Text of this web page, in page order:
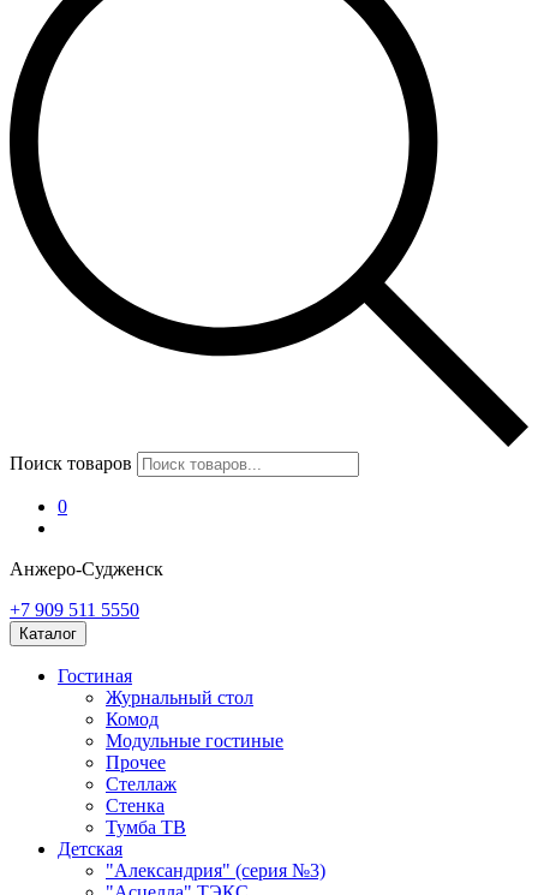
Поиск товаров
0
Анжеро-Судженск
+7 909 511 5550
Каталог
Гостиная
Журнальный стол
Комод
Модульные гостиные
Прочее
Стеллаж
Стенка
Тумба ТВ
Детская
"Александрия" (серия №3)